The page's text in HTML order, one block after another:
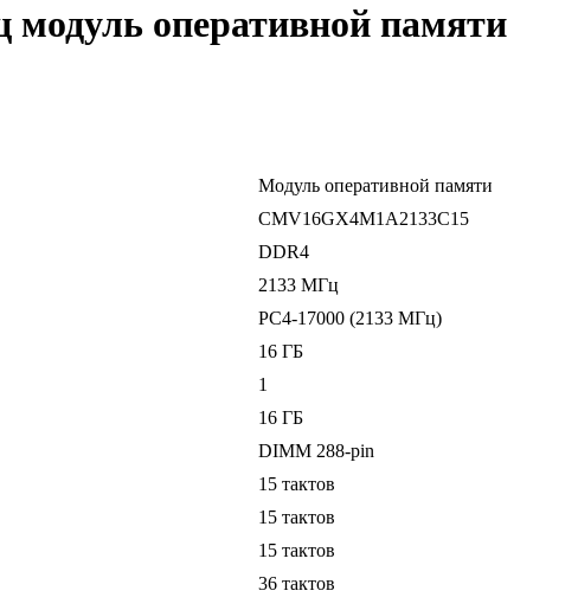
оперативной памяти
Модуль оперативной памяти
CMV16GX4M1A2133C15
DDR4
2133 МГц
PC4-17000 (2133 МГц)
16 ГБ
1
16 ГБ
DIMM 288-pin
15 тактов
15 тактов
15 тактов
36 тактов